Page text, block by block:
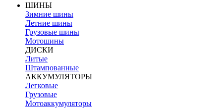
ШИНЫ
Зимние шины
Летние шины
Грузовые шины
Мотошины
ДИСКИ
Литые
Штампованные
АККУМУЛЯТОРЫ
Легковые
Грузовые
Мотоаккумуляторы